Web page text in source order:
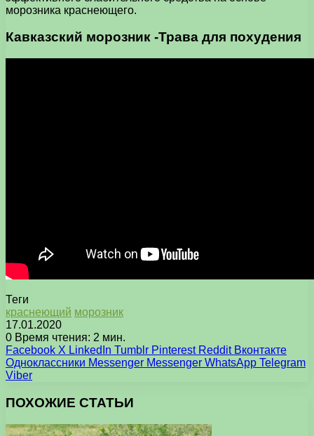
морозника краснеющего.
Кавказский морозник -Трава для похудения
Теги
краснеющий морозник
17.01.2020
0 Время чтения: 2 мин.
Facebook X LinkedIn Tumblr Pinterest Reddit Вконтакте
Одноклассники Messenger Messenger WhatsApp Telegram
Viber
ПОХОЖИЕ СТАТЬИ